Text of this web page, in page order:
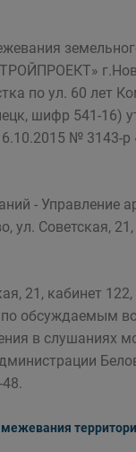
по ул. 60 лет
шифр 541-16)
№ 3143-
- Управление
ул. Советская,
21, кабинет
по обсуждаемым
в слушаниях